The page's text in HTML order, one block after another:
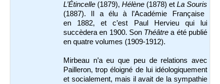
L’Étincelle (1879), Hélène (1878) et La Souris
(1887). Il a élu à l’Académie Française
en 1882, et c’est Paul Hervieu qui lui
succèdera en 1900. Son Théâtrea été publié
en quatre volumes (1909-1912).
Mirbeau n’a eu que peu de relations avec
Pailleron, trop éloigné de lui idéologiquement
et socialement, mais il avait de la sympathie